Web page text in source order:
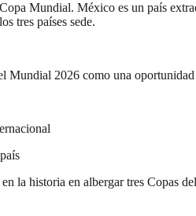
Mundial. México es un país
tres países sede.
Mundial 2026 como una oportunidad
la historia en albergar tres Copas